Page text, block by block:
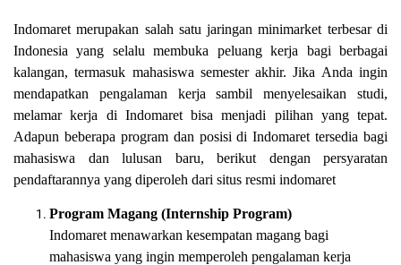
Indomaret merupakan salah satu jaringan minimarket terbesar di
Indonesia yang selalu membuka peluang kerja bagi berbagai
kalangan, termasuk mahasiswa semester akhir. Jika Anda ingin
mendapatkan pengalaman kerja sambil menyelesaikan studi,
melamar kerja di Indomaret bisa menjadi pilihan yang tepat.
Adapun beberapa program dan posisi di Indomaret tersedia bagi
mahasiswa dan lulusan baru, berikut dengan persyaratan
pendaftarannya yang diperoleh dari situs resmi indomaret
Program Magang (Internship Program)
Indomaret menawarkan kesempatan magang bagi
mahasiswa yang ingin memperoleh pengalaman kerja